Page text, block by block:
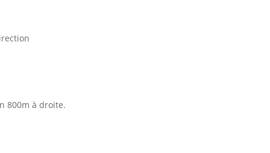
800m à droite.